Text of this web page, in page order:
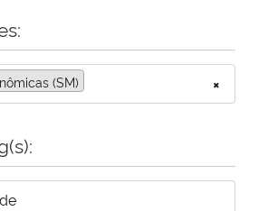
e dos Direitos Humanos
×
(SM)